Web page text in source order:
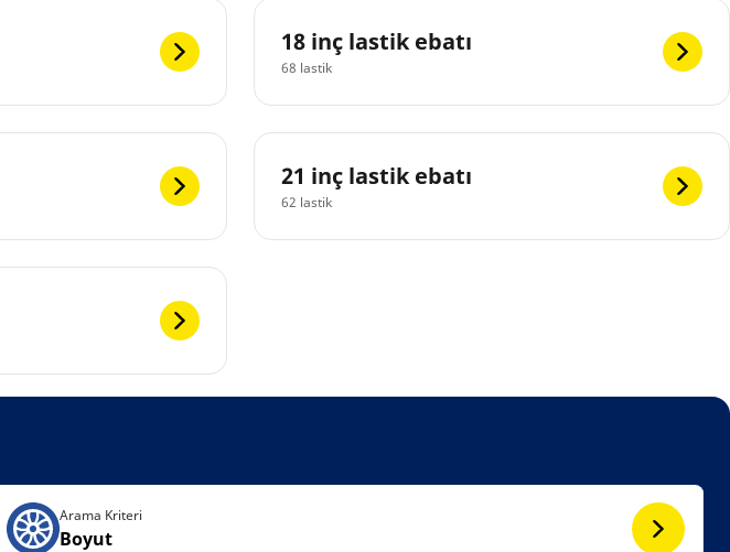
18 inç lastik ebatı
68 lastik
21 inç lastik ebatı
62 lastik
Arama Kriteri
Boyut